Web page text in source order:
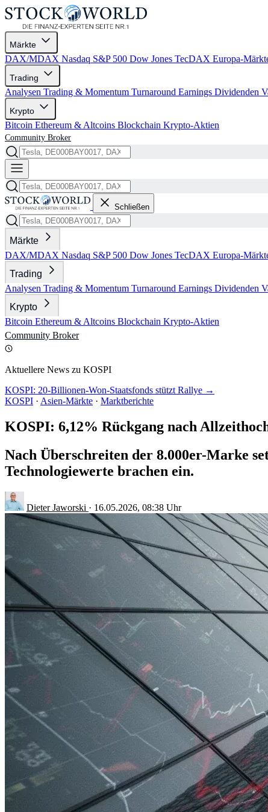
Märkte
DAX/MDAX Nasdaq S&P 500 Dow Jones TecDAX Europa-
Trading
Analysen Trading & Momentum Turnaround Earnings Dividenden
Krypto
Bitcoin Ethereum & Altcoins Blockchain Krypto-Aktien
Community Broker
Schließen
Märkte
DAX/MDAX Nasdaq S&P 500 Dow Jones TecDAX Europa-
Trading
Analysen Trading & Momentum Turnaround Earnings Dividenden
Krypto
Bitcoin Ethereum & Altcoins Blockchain Krypto-Aktien
Community Broker
Aktuellere News zu KOSPI
KOSPI: 20-Billionen-Won-Staatsfonds stützt Rallye →
KOSPI · Asien-Märkte · Marktberichte
KOSPI: 6,12% Rückgang nach
Nach Überschreiten der 8.000er-Marke
Technologiewerte brachen ein.
Dieter Jaworski · 16.05.2026, 08:38 Uhr